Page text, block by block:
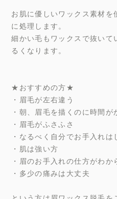
お肌に優しいワックス素材を
に処理します。
細かい毛もワックスで抜いて
るくなります。
★おすすめの方★
・眉毛が左右違う
・朝、眉毛を描くのに時間が
・眉毛がふさふさ
・なるべく自分でお手入れは
・肌は強い方
・眉のお手入れの仕方がわか
・多少の痛みは大丈夫